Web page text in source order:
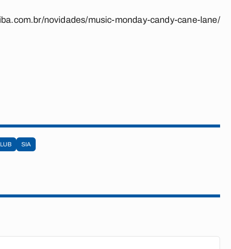
novidades/music-monday-candy-cane-lane/
SIA